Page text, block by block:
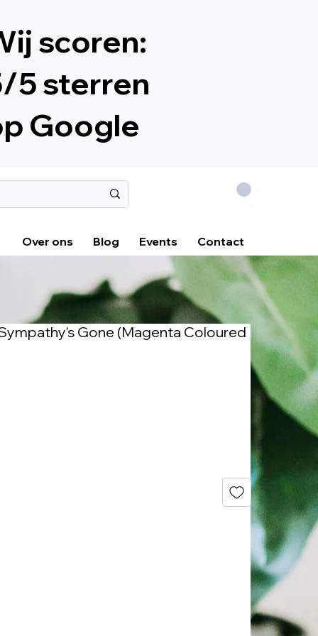
scoren:
5 sterren
Google
.
Over ons Blog Events Contact
Gone (Magenta Coloured